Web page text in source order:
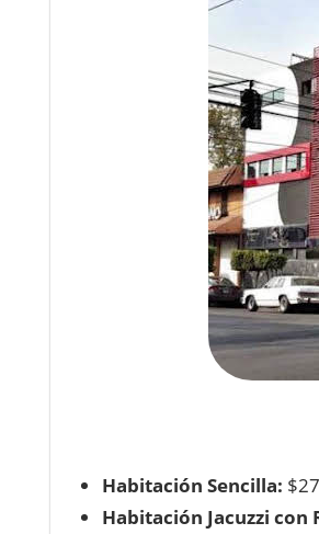
Habitación Sencilla:
Habitación Jacuzzi con